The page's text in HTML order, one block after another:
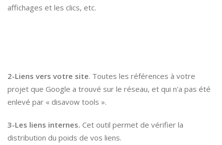
affichages et les clics, etc.
2-Liens vers votre site. Toutes les références à votre
projet que Google a trouvé sur le réseau, et qui n'a pas été
enlevé par « disavow tools ».
3-Les liens internes. Cet outil permet de vérifier la
distribution du poids de vos liens.